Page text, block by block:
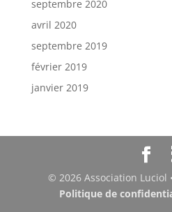
septembre 2020
avril 2020
septembre 2019
février 2019
janvier 2019
© 2026 Association Luciol •
Politique de